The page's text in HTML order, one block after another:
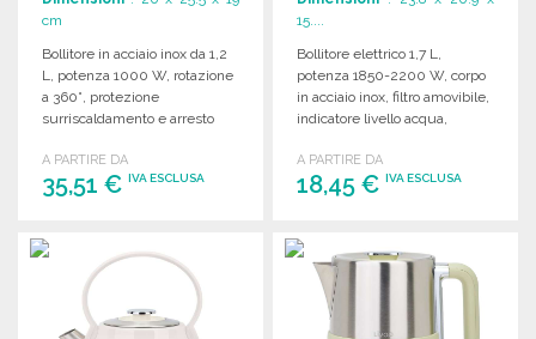
cm
Bollitore in acciaio inox da 1,2
L, potenza 1000 W, rotazione
a 360°, protezione
surriscaldamento e arresto
A PARTIRE DA
35,51 € IVA ESCLUSA
Richiedi un preventivo
15....
Bollitore elettrico 1,7 L,
potenza 1850-2200 W, corpo
in acciaio inox, filtro amovibile,
indicatore livello acqua,
A PARTIRE DA
18,45 €IVA ESCLUSA
Richiedi un preventivo